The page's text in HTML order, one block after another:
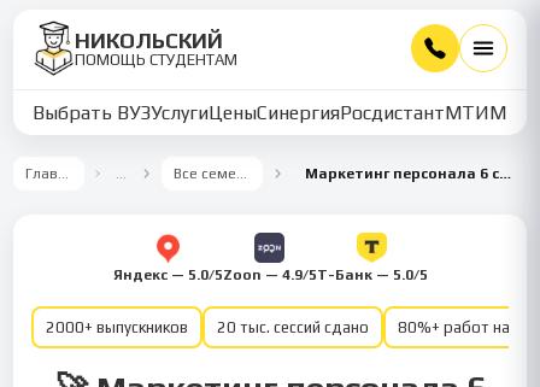
НИКОЛЬСКИЙ
ПОМОЩЬ СТУДЕНТАМ
Выбрать ВУЗУслугиЦеныСинергияРосдистантМТИММУ
Главная … Все семестры Маркетинг персонала 6 семестр
Яндекс — 5.0/5Zoon — 4.9/5Т-Банк — 5.0/5
2000+ выпускников 20 тыс. сессий сдано 80%+ работ на